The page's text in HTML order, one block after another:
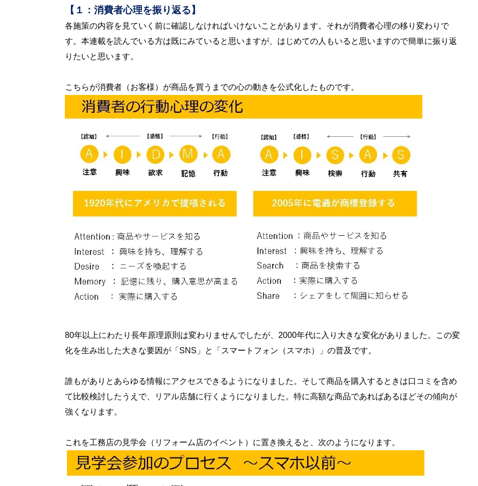
【１：消費者心理を振り返る】
各施策の内容を見ていく前に確認しなければいけないことがあります。それが消費者心理の移り変わりで
す。本連載を読んでいる方は既にみていると思いますが、はじめての人もいると思いますので簡単に振り返
りたいと思います。
こちらが消費者（お客様）が商品を買うまでの心の動きを公式化したものです。
80年以上にわたり長年原理原則は変わりませんでしたが、 2000年代に入り大きな変化がありました。この変
化を生み出した大きな要因が「 SNS 」と「スマートフォン（スマホ）」の普及です。
誰もがありとあらゆる情報にアクセスできるようになりました。そして商品を購入するときは口コミを含め
て比較検討したうえで、リアル店舗に行くようになりました。特に高額な商品であればあるほどその傾向が
強くなります。
これを工務店の見学会（リフォーム店のイベント）に置き換えると、次のようになります。